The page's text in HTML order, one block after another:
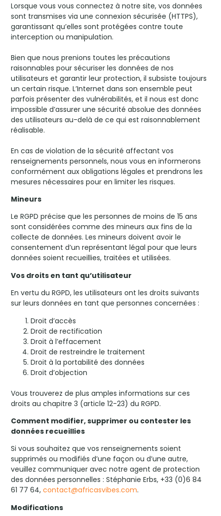
Lorsque vous vous connectez à notre site, vos données
sont transmises via une connexion sécurisée (HTTPS),
garantissant qu’elles sont protégées contre toute
interception ou manipulation.
Bien que nous prenions toutes les précautions
raisonnables pour sécuriser les données de nos
utilisateurs et garantir leur protection, il subsiste toujours
un certain risque. L’Internet dans son ensemble peut
parfois présenter des vulnérabilités, et il nous est donc
impossible d’assurer une sécurité absolue des données
des utilisateurs au-delà de ce qui est raisonnablement
réalisable.
En cas de violation de la sécurité affectant vos
renseignements personnels, nous vous en informerons
conformément aux obligations légales et prendrons les
mesures nécessaires pour en limiter les risques.
Mineurs
Le RGPD précise que les personnes de moins de 15 ans
sont considérées comme des mineurs aux fins de la
collecte de données. Les mineurs doivent avoir le
consentement d’un représentant légal pour que leurs
données soient recueillies, traitées et utilisées.
Vos droits en tant qu’utilisateur
En vertu du RGPD, les utilisateurs ont les droits suivants
sur leurs données en tant que personnes concernées :
Droit d’accès
Droit de rectification
Droit à l’effacement
Droit de restreindre le traitement
Droit à la portabilité des données
Droit d’objection
Vous trouverez de plus amples informations sur ces
droits au chapitre 3 (article 12-23) du RGPD.
Comment modifier, supprimer ou contester les
données recueillies
Si vous souhaitez que vos renseignements soient
supprimés ou modifiés d’une façon ou d’une autre,
veuillez communiquer avec notre agent de protection
des données personnelles : Stéphanie Erbs, +33 (0)6 84
61 77 64,contact@africasvibes.com.
Modifications